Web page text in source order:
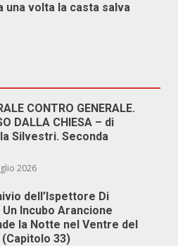
una volta la casta salva
CONTRO GENERALE.
DALLA CHIESA – di
Silvestri. Seconda
2026
dell’Ispettore Di
Un Incubo Arancione
la Notte nel Ventre del
33)